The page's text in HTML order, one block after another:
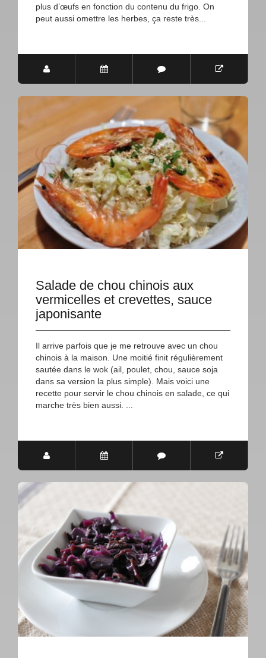
plus d’œufs en fonction du contenu du frigo. On
peut aussi omettre les herbes, ça reste très...
Salade de chou chinois aux
vermicelles et crevettes, sauce
japonisante
Il arrive parfois que je me retrouve avec un chou
chinois à la maison. Une moitié finit régulièrement
sautée dans le wok (ail, poulet, chou, sauce soja
dans sa version la plus simple). Mais voici une
recette pour servir le chou chinois en salade, ce qui
marche très bien aussi. ...